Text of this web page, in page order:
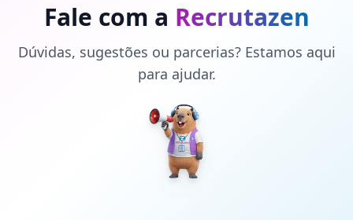
Fale com a Recrutazen
Dúvidas, sugestões ou parcerias? Estamos aqui
para ajudar.